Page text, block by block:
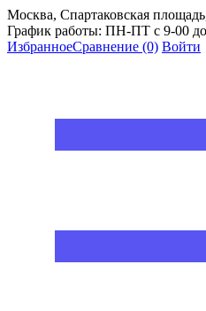
Москва, Спартаковская
График работы: ПН-ПТ с 9-00
ИзбранноеСравнение (0) Войти